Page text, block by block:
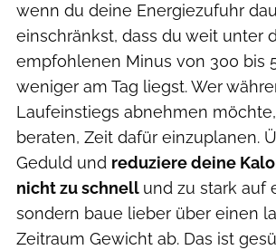
wenn du deine Energiezufuhr
einschränkst, dass du weit unter
empfohlenen Minus von 300 bis
weniger am Tag liegst. Wer
Laufeinstiegs abnehmen
beraten, Zeit dafür einzuplanen.
Geduld und reduziere deine
nicht zu schnell und zu stark auf
sondern baue lieber über einen
Zeitraum Gewicht ab. Das ist